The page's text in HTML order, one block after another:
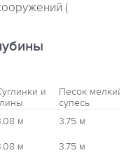
(
и
Песок мелкий,
супесь
м 3.75 м
м 3.75 м